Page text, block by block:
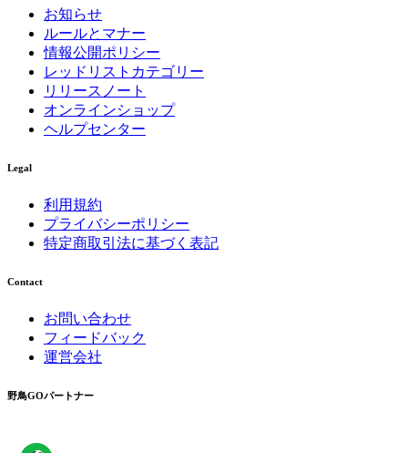
お知らせ
ルールとマナー
情報公開ポリシー
レッドリストカテゴリー
リリースノート
オンラインショップ
ヘルプセンター
Legal
利用規約
プライバシーポリシー
特定商取引法に基づく表記
Contact
お問い合わせ
フィードバック
運営会社
野鳥GOパートナー